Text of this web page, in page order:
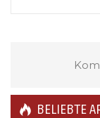
BELIEBTE